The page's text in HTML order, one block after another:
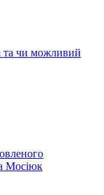
та чи можливий
Мосіюк